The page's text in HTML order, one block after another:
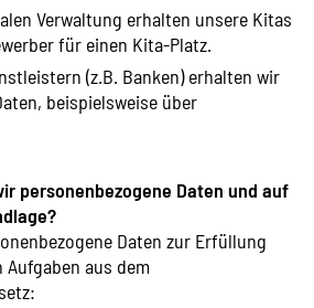
Verwaltung erhalten unsere Kitas
für einen Kita-Platz.
(z.B. Banken) erhalten wir
beispielsweise über
personenbezogene Daten und auf
Daten zur Erfüllung
aus dem